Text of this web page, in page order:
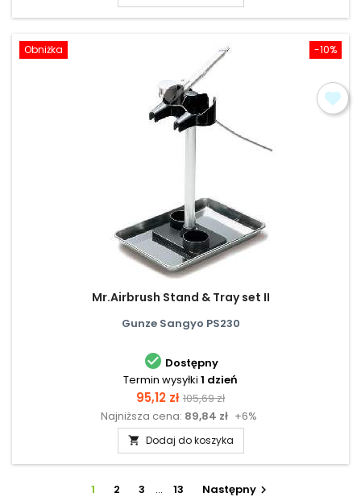
-10%
Obniżka
Mr.Airbrush Stand & Tray set II
Gunze Sangyo PS230
 Dostępny
Termin wysyłki 1 dzień
Cena
95,12 zł Cena
podstawowa
105,69 zł
Najniższa cena: 89,84 zł +6%
 Dodaj do koszyka
1 2 3 … 13 Następny